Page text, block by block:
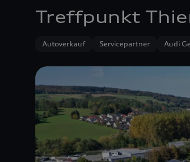
Treffpunkt
Autoverkauf Servicepartner Audi